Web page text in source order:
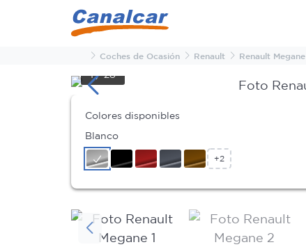
InicioCoches de Ocasión Renault Renault Megane
1/28
Colores disponibles
Blanco
+2